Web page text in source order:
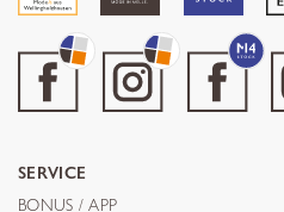
SERVICE
BONUS / APP